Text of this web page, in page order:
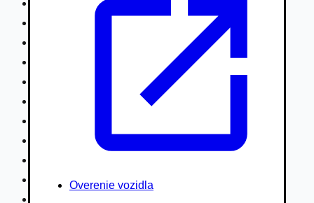
Overenie vozidla
Nákladné vozidlá nad 7,5t
Vodné/Snežné skútre, štvorkolky
Poľnohospodárske vozidlá / stroje
Hydraulické ruky autožeriavy